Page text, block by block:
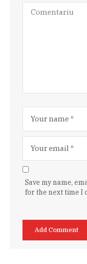
Save my name,
for the next time I